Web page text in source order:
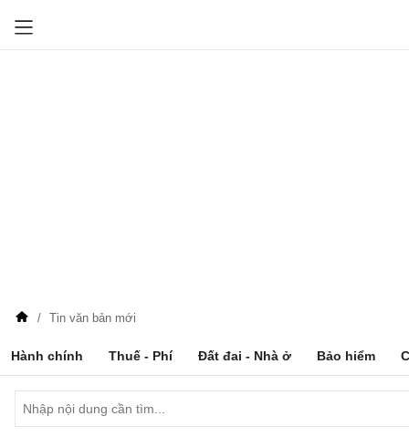
Tin văn bản mới
Hành chính Thuế - Phí Đất đai - Nhà ở Bảo hiểm